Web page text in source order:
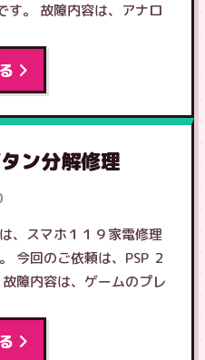
す。 故障内容は、アナロ
ン分解修理
、スマホ１１９家電修理
今回のご依頼は、PSP ２
障内容は、ゲームのプレ